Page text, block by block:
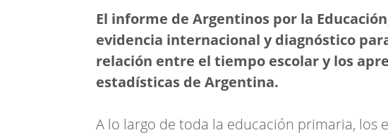
El informe de Argentinos por la
evidencia internacional y diagnóstico
relación entre el tiempo escolar y los
estadísticas de Argentina.
A lo largo de toda la educación primaria,